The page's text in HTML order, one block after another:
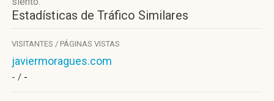
Estadísticas de Tráfico Similares
VISITANTES / PÁGINAS VISTAS
javiermoragues.com
- / -